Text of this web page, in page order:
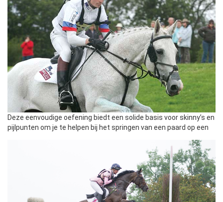
Deze eenvoudige oefening biedt een solide basis voor skinny’s en
pijlpunten om je te helpen bij het springen van een paard op een